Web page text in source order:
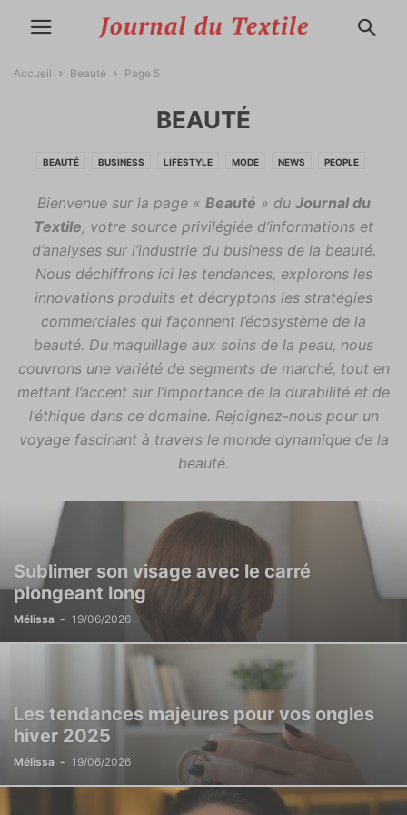
Accueil Beauté Page 5
BEAUTÉ
BEAUTÉ BUSINESS LIFESTYLE MODE NEWS PEOPLE
Bienvenue sur la page « Beauté » du Journal du
Textile, votre source privilégiée d’informations et
d’analyses sur l’industrie du business de la beauté.
Nous déchiffrons ici les tendances, explorons les
innovations produits et décryptons les stratégies
commerciales qui façonnent l’écosystème de la
beauté. Du maquillage aux soins de la peau, nous
couvrons une variété de segments de marché, tout en
mettant l’accent sur l’importance de la durabilité et de
l’éthique dans ce domaine. Rejoignez-nous pour un
voyage fascinant à travers le monde dynamique de la
beauté.
Sublimer son visage avec le carré
plongeant long
Mélissa - 19/06/2026
Les tendances majeures pour vos ongles
hiver 2025
Mélissa - 19/06/2026